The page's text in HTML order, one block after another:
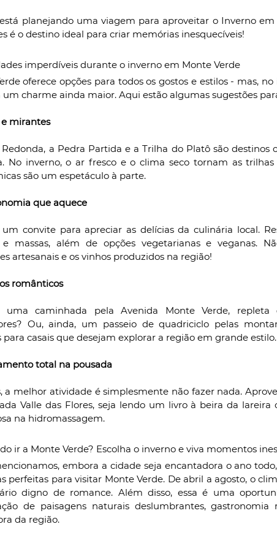
planejando uma viagem para aproveitar o Inverno em
é o destino ideal para criar memórias inesquecíveis!
imperdíveis durante o inverno em Monte Verde
oferece opções para todos os gostos e estilos - mas,
charme ainda maior. Aqui estão algumas sugestões
e mirantes
a Pedra Partida e a Trilha do Platô são
No inverno, o ar fresco e o clima seco tornam as
são um espetáculo à parte.
que aquece
convite para apreciar as delícias da culinária local.
e massas, além de opções vegetarianas e veganas.
artesanais e os vinhos produzidos na região!
românticos
caminhada pela Avenida Monte Verde, repleta
Ou, ainda, um passeio de quadriciclo pelas
para casais que desejam explorar a região em grande estilo.
total na pousada
a melhor atividade é simplesmente não fazer nada.
Valle das Flores, seja lendo um livro à beira da
na hidromassagem.
ir a Monte Verde? Escolha o inverno e viva momentos
embora a cidade seja encantadora o ano
perfeitas para visitar Monte Verde. De abril a agosto, o
digno de romance. Além disso, essa é uma
de paisagens naturais deslumbrantes,
da região.